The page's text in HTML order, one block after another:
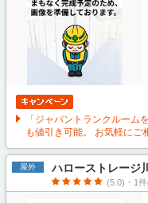
「ジャパントランクルーム
も値引き可能。 お気軽にご
屋外 ハローストレージ
(5.0)・1件